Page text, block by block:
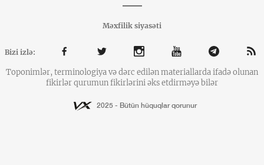
Məxfilik siyasəti
Bizi izlə:
Toponimlər, terminologiya və dərc edilən materiallarda ifadə olunan
fikirlər qurumun fikirlərini əks etdirməyə bilər
2025 - Bütün hüquqlar qorunur